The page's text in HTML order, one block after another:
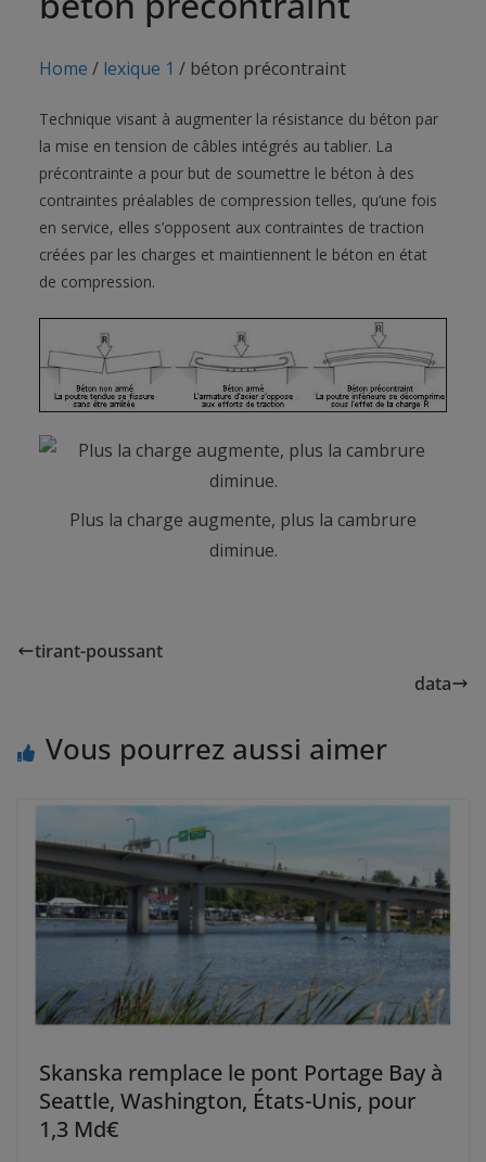
Home / lexique 1 / béton précontraint
Technique visant à augmenter la résistance du béton par
la mise en tension de câbles intégrés au tablier. La
précontrainte a pour but de soumettre le béton à des
contraintes préalables de compression telles, qu’une fois
en service, elles s’opposent aux contraintes de traction
créées par les charges et maintiennent le béton en état
de compression.
Plus la charge augmente, plus la cambrure
diminue.
tirant-poussant
data
Vous pourrez aussi aimer
Skanska remplace le pont Portage Bay à
Seattle, Washington, États-Unis, pour
1,3 Md€